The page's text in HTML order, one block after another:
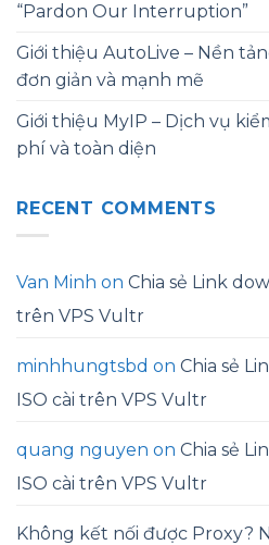
“Pardon Our Interruption”
Giới thiệu AutoLive – Nền
đơn giản và mạnh mẽ
Giới thiệu MyIP – Dịch vụ
phí và toàn diện
RECENT COMMENTS
Van Minh on Chia sẻ Link
trên VPS Vultr
minhhungtsbd on Chia sẻ
ISO cài trên VPS Vultr
quang nguyen on Chia sẻ
ISO cài trên VPS Vultr
Không kết nối được Proxy?